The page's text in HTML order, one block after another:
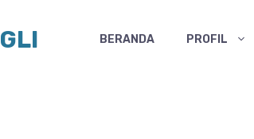
BERANDA PROFIL